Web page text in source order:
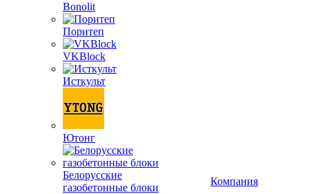
Bonolit
Поритеп
VKBlock
Исткульт
Ютонг
Белорусские
газобетонные блоки
Компания